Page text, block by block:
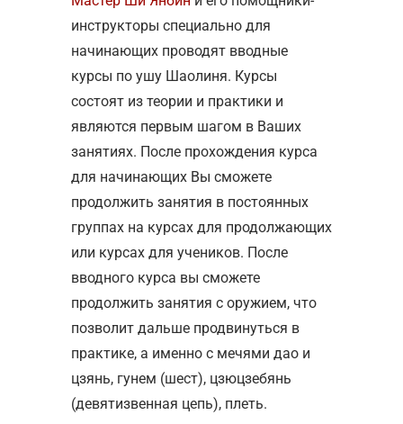
инструкторы специально для
начинающих проводят вводные
курсы по ушу Шаолиня. Курсы
состоят из теории и практики и
являются первым шагом в Ваших
занятиях. После прохождения курса
для начинающих Вы сможете
продолжить занятия в постоянных
группах на курсах для продолжающих
или курсах для учеников. После
вводного курса вы сможете
продолжить занятия с оружием, что
позволит дальше продвинуться в
практике, а именно с мечями дао и
цзянь, гунем (шест), цзюцзебянь
(девятизвенная цепь), плеть.